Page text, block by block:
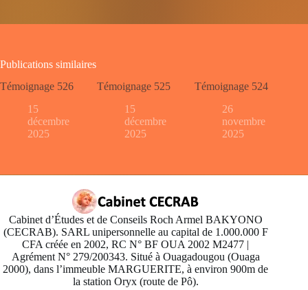
Publications similaires
Témoignage 526
15
décembre
2025
Témoignage 525
15
décembre
2025
Témoignage 524
26
novembre
2025
Cabinet d’Études et de Conseils Roch Armel BAKYONO
(CECRAB). SARL unipersonnelle au capital de 1.000.000 F
CFA créée en 2002, RC N° BF OUA 2002 M2477 |
Agrément N° 279/200343. Situé à Ouagadougou (Ouaga
2000), dans l’immeuble MARGUERITE, à environ 900m de
la station Oryx (route de Pô).